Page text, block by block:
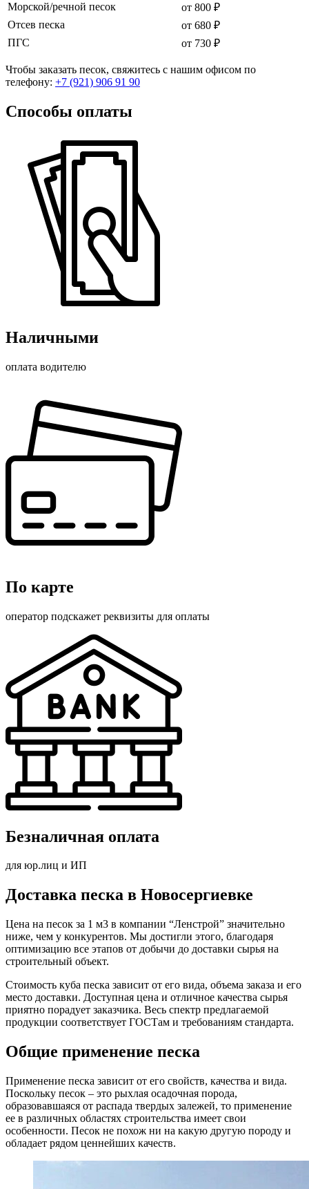
Морской/речной песок
от 800 ₽
Отсев песка
от 680 ₽
ПГС
от 730 ₽
Чтобы заказать песок, свяжитесь с нашим офисом по
телефону: +7 (921) 906 91 90
Способы оплаты
Наличными
оплата водителю
По карте
оператор подскажет реквизиты для оплаты
Безналичная оплата
для юр.лиц и ИП
Доставка песка в Новосергиевке
Цена на песок за 1 м3 в компании “Ленстрой” значительно
ниже, чем у конкурентов. Мы достигли этого, благодаря
оптимизацию все этапов от добычи до доставки сырья на
строительный объект.
Стоимость куба песка зависит от его вида, объема заказа и его
место доставки. Доступная цена и отличное качества сырья
приятно порадует заказчика. Весь спектр предлагаемой
продукции соответствует ГОСТам и требованиям стандарта.
Общие применение песка
Применение песка зависит от его свойств, качества и вида.
Поскольку песок – это рыхлая осадочная порода,
образовавшаяся от распада твердых залежей, то применение
ее в различных областях строительства имеет свои
особенности. Песок не похож ни на какую другую породу и
обладает рядом ценнейших качеств.